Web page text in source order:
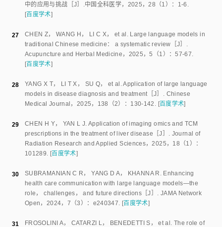
中的应用与挑战 ［J］.中国全科医学， 2025 ，28 （1 ）： 1-6 .
[百度学术]
27 CHEN Z， WANG H ， LI C X， et al . Large language models in
traditional Chinese medicine： a systematic review ［J］.
Acupuncture and Herbal Medicine ， 2025 ，5 （1 ）：57-67.
[百度学术]
28 YANG X T， LI T X ， SU Q， et al .Application of large language
models in disease diagnosis and treatment［J］. Chinese
Medical Journal ， 2025 ， 138 （2）： 130-142 . [百度学术]
29 CHEN H Y， YAN L J. Application of imaging omics and TCM
prescriptions in the treatment of liver disease ［J］. Journal of
Radiation Research and Applied Sciences，2025 ， 18 （1 ）：
101289. [百度学术]
30 SUBRAMANIAN C R ，YANG D A， KHANNA R . Enhancing
health care communication with large language models—the
role， challenges， and future directions ［J］. JAMA Network
Open ， 2024， 7 （3 ）： e240347. [百度学术]
31 FROSOLINI A， CATARZI L， BENEDETTI S ，et al . The role of